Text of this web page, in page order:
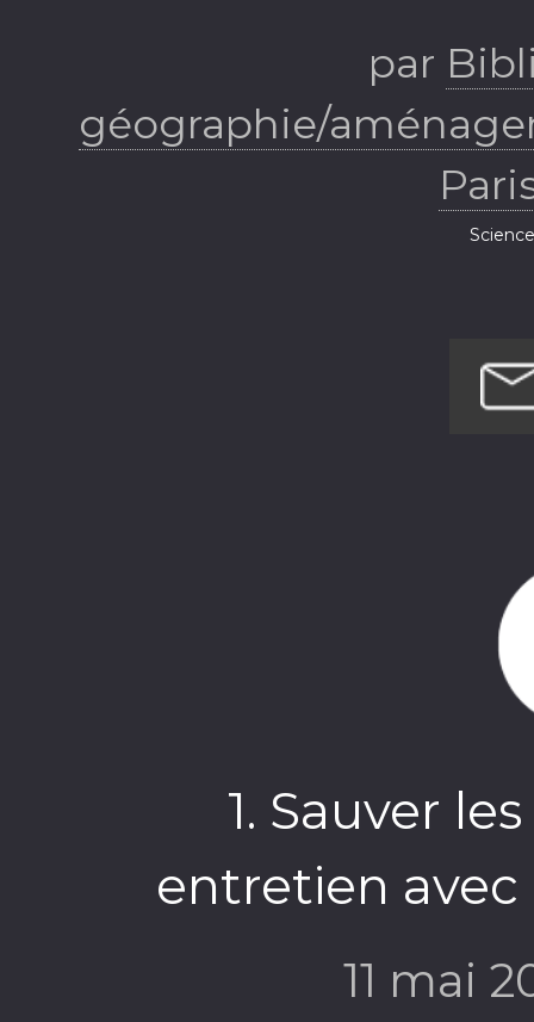
par
géographie/
1. Sauver
entretien
11 mai